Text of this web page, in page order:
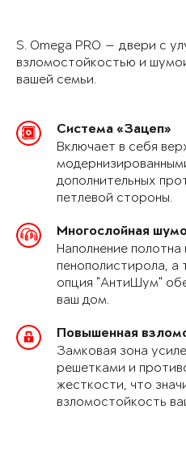
S. Omega PRO — двери с
взломостойкостью и
вашей семьи.
Система «Зацеп»
Включает в себя
дополнительных
петлевой стороны.
Многослойная
Наполнение
пенополистирола, а
опция "АнтиШум"
ваш дом.
Повышенная
Замковая зона
решетками и
жесткости, что
взломостойкость